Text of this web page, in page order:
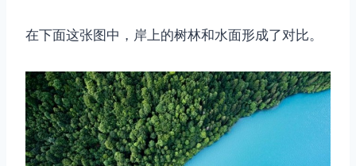
在下面这张图中，岸上的树林和水面形成了对比。